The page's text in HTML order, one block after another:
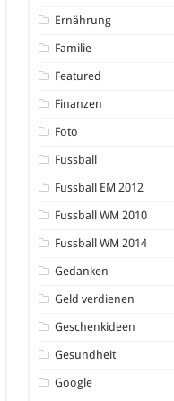
Ernährung
Familie
Featured
Finanzen
Foto
Fussball
Fussball EM 2012
Fussball WM 2010
Fussball WM 2014
Gedanken
Geld verdienen
Geschenkideen
Gesundheit
Google